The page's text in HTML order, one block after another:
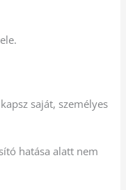
saját, személyes
hatása alatt nem